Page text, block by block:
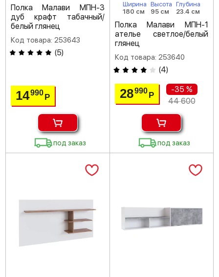
Полка Малави МПН-3
дуб крафт табачный/
белый глянец
Код товара: 253643
(5)
14990 Р
под заказ
Ширина
180 см
Высота
95 см
Глубина
23.4 см
Полка Малави МПН-1
ателье светлое/белый
глянец
Код товара: 253640
(4)
28990 Р
-35 %
44 600
под заказ